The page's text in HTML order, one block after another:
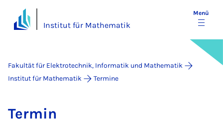
Institut für Mathematik
Menü
Fakultät für Elektrotechnik, Informatik und Mathematik
Institut für Mathematik
Termine
Ter­min